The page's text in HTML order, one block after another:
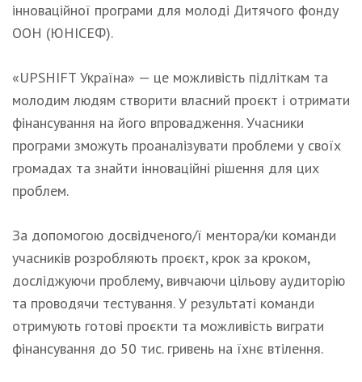
інноваційної програми для молоді Дитячого фонду
ООН (ЮНІСЕФ).
«UPSHIFT Україна» — це можливість підліткам та
молодим людям створити власний проєкт і отримати
фінансування на його впровадження. Учасники
програми зможуть проаналізувати проблеми у своїх
громадах та знайти інноваційні рішення для цих
проблем.
За допомогою досвідченого/ї ментора/ки команди
учасників розробляють проєкт, крок за кроком,
досліджуючи проблему, вивчаючи цільову аудиторію
та проводячи тестування. У результаті команди
отримують готові проєкти та можливість виграти
фінансування до 50 тис. гривень на їхнє втілення.